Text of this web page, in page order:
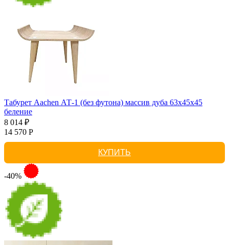
Табурет Aachen АТ-1 (без футона) массив дуба 63х45х45
беление
8 014 ₽
14 570 Р
КУПИТЬ
-40%